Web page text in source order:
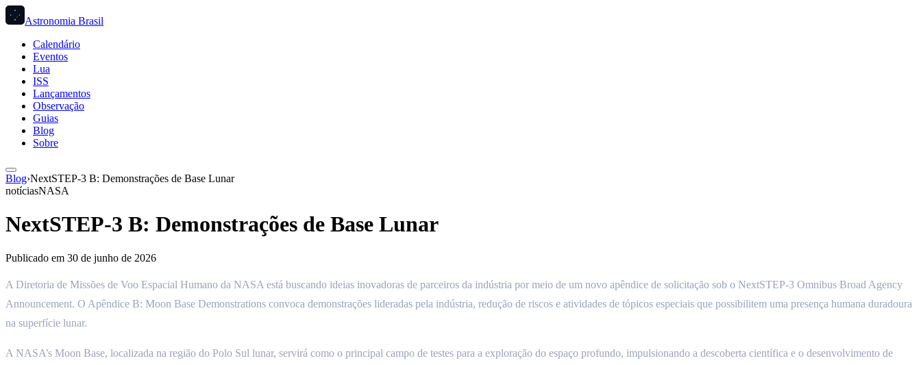
Astronomia Brasil
Calendário
Eventos
Lua
ISS
Lançamentos
Observação
Guias
Blog
Sobre
Blog›NextSTEP-3 B: Demonstrações de Base Lunar
notíciasNASA
NextSTEP-3 B: Demonstrações de Base Lunar
Publicado em 30 de junho de 2026
A Diretoria de Missões de Voo Espacial Humano da NASA está buscando ideias inovadoras de parceiros da indústria por meio de um novo apêndice de solicitação sob o NextSTEP-3 Omnibus Broad Agency
Announcement. O Apêndice B: Moon Base Demonstrations convoca demonstrações lideradas pela indústria, redução de riscos e atividades de tópicos especiais que possibilitem uma presença humana duradoura
na superfície lunar.
A NASA’s Moon Base, localizada na região do Polo Sul lunar, servirá como o principal campo de testes para a exploração do espaço profundo, impulsionando a descoberta científica e o desenvolvimento de